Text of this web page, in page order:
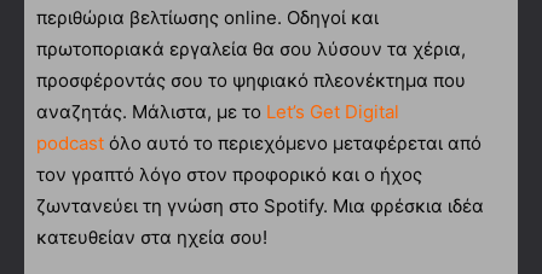
περιθώρια βελτίωσης online. Οδηγοί και
πρωτοποριακά εργαλεία θα σου λύσουν τα χέρια,
προσφέροντάς σου το ψηφιακό πλεονέκτημα που
αναζητάς. Μάλιστα, με το Let’s Get Digital
podcast όλο αυτό το περιεχόμενο μεταφέρεται από
τον γραπτό λόγο στον προφορικό και ο ήχος
ζωντανεύει τη γνώση στο Spotify. Μια φρέσκια ιδέα
κατευθείαν στα ηχεία σου!